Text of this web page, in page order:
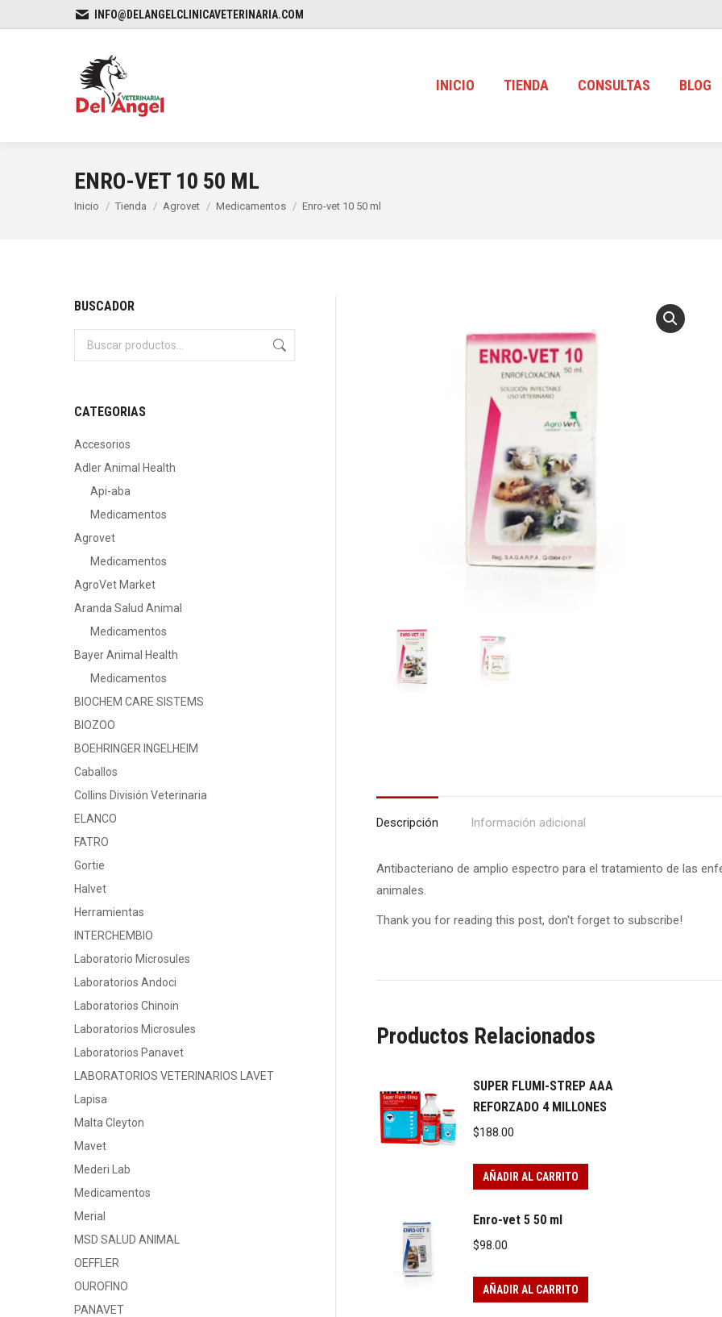
INFO@DELANGELCLINICAVETERINARIA.COM
INICIO TIENDA CONSULTAS BLOG
ENRO-VET 10 50 ML
Estás aquí:
Inicio Tienda Agrovet Medicamentos Enro-vet 10 50 ml
Descripción Información adicional
Antibacteriano de amplio espectro para el tratamiento de las
animales.
Thank you for reading this post, don't forget to subscribe!
Productos Relacionados
SUPER FLUMI-STREP AAA
REFORZADO 4 MILLONES
$188.00
AÑADIR AL CARRITO
Enro-vet 5 50 ml
$98.00
AÑADIR AL CARRITO
BUSCADOR
CATEGORIAS
Accesorios
Adler Animal Health
Api-aba
Medicamentos
Agrovet
Medicamentos
AgroVet Market
Aranda Salud Animal
Medicamentos
Bayer Animal Health
Medicamentos
BIOCHEM CARE SISTEMS
BIOZOO
BOEHRINGER INGELHEIM
Caballos
Collins División Veterinaria
ELANCO
FATRO
Gortie
Halvet
Herramientas
INTERCHEMBIO
Laboratorio Microsules
Laboratorios Andoci
Laboratorios Chinoin
Laboratorios Microsules
Laboratorios Panavet
LABORATORIOS VETERINARIOS LAVET
Lapisa
Malta Cleyton
Mavet
Mederi Lab
Medicamentos
Merial
MSD SALUD ANIMAL
OEFFLER
OUROFINO
PANAVET